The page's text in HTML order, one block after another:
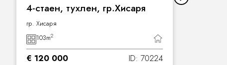
4-стаен, тухлен, гр.Хисаря
гр. Хисаря
103m2
€ 120 000 ID: 70224